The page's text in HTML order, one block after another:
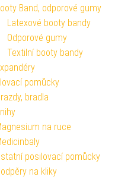
Band, odporové gumy
Latexové booty bandy
Odporové gumy
Textilní booty bandy
pomůcky
bradla
na ruce
posilovací pomůcky
na kliky